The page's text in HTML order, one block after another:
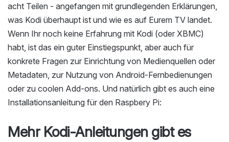
acht Teilen - angefangen mit grundlegenden Erklärungen,
was Kodi überhaupt ist und wie es auf Eurem TV landet.
Wenn Ihr noch keine Erfahrung mit Kodi (oder XBMC)
habt, ist das ein guter Einstiegspunkt, aber auch für
konkrete Fragen zur Einrichtung von Medienquellen oder
Metadaten, zur Nutzung von Android-Fernbedienungen
oder zu coolen Add-ons. Und natürlich gibt es auch eine
Installationsanleitung für den Raspbery Pi:
Mehr Kodi-Anleitungen gibt es